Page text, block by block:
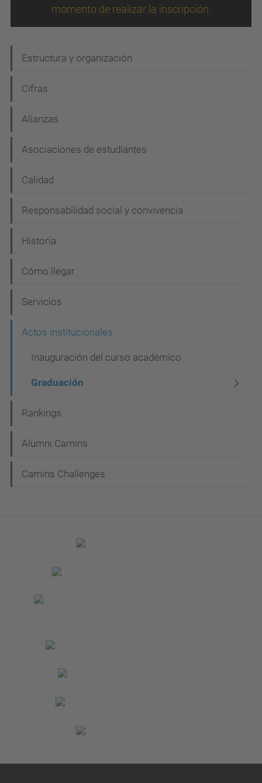
momento de realizar la inscripción.
a
v
g
a
i
ó
Estructura y organización
Cifras
Alianzas
Asociaciones de estudiantes
Calidad
Responsabilidad social y convivencia
Historia
Cómo llegar
Servicios
Actos institucionales
Inauguración del curso académico
Graduación
Rankings
Alumni Camins
Camins Challenges